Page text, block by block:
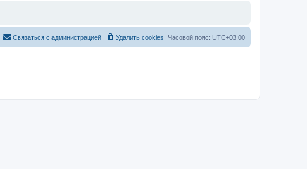
Часовой пояс: UTC+03:00
Удалить cookies
Связаться с администрацией